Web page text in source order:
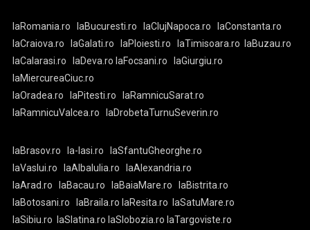
laRomania.ro laBucuresti.ro laClujNapoca.ro
laConstanta.ro
laCraiova.ro
laGalati.ro laPloiesti.ro laTimisoara.ro
laBuzau.ro
laCalarasi.ro
laDeva.ro laFocsani.ro
laGiurgiu.ro
laMiercureaCiuc.ro
laOradea.ro
laPitesti.ro
laRamnicuSarat.ro
laRamnicuValcea.ro
laDrobetaTurnuSeverin.ro
laBrasov.ro la-Iasi.ro
laSfantuGheorghe.ro
laVaslui.ro
laAlbaIulia.ro
laAlexandria.ro
laArad.ro
laBacau.ro laBaiaMare.ro
laBistrita.ro
laBotosani.ro
laBraila.ro laResita.ro
laSatuMare.ro
laSibiu.ro
laSlatina.ro laSlobozia.ro laTargoviste.ro